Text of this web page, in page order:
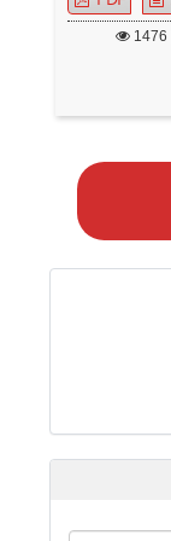
1476
a
t
í